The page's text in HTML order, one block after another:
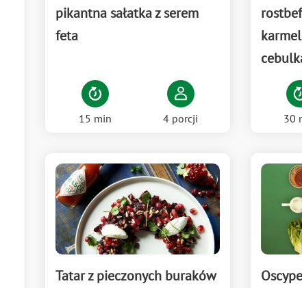
pikantna sałatka z serem
feta
15 min 4 porcji 30
Tatar z pieczonych buraków